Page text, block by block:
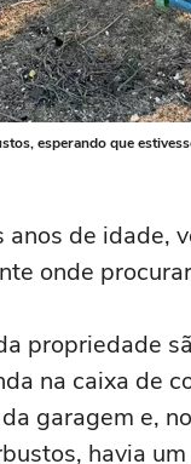
esperando que
anos de idade,
onde
propriedade
na caixa de
garagem e,
havia